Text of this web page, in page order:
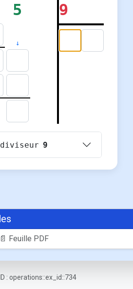
5 9
9
📄 Feuille PDF
: operations::ex_id::734